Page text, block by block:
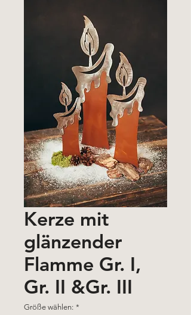
Kerze mit
glänzender
Flamme Gr. I,
Gr. II &Gr. III
Größe wählen: *